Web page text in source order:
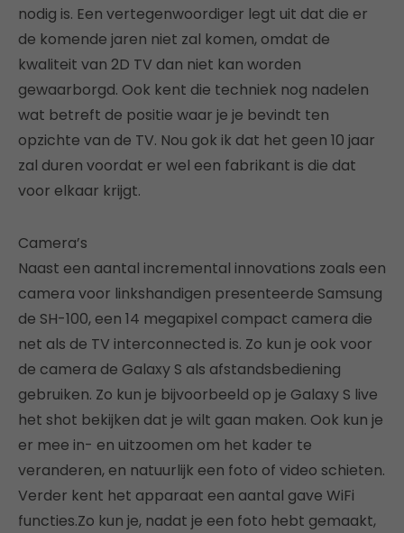
nodig is. Een vertegenwoordiger legt uit dat die er
de komende jaren niet zal komen, omdat de
kwaliteit van 2D TV dan niet kan worden
gewaarborgd. Ook kent die techniek nog nadelen
wat betreft de positie waar je je bevindt ten
opzichte van de TV. Nou gok ik dat het geen 10 jaar
zal duren voordat er wel een fabrikant is die dat
voor elkaar krijgt.
Camera’s
Naast een aantal incremental innovations zoals een
camera voor linkshandigen presenteerde Samsung
de SH-100, een 14 megapixel compact camera die
net als de TV interconnected is. Zo kun je ook voor
de camera de Galaxy S als afstandsbediening
gebruiken. Zo kun je bijvoorbeeld op je Galaxy S live
het shot bekijken dat je wilt gaan maken. Ook kun je
er mee in- en uitzoomen om het kader te
veranderen, en natuurlijk een foto of video schieten.
Verder kent het apparaat een aantal gave WiFi
functies.Zo kun je, nadat je een foto hebt gemaakt,